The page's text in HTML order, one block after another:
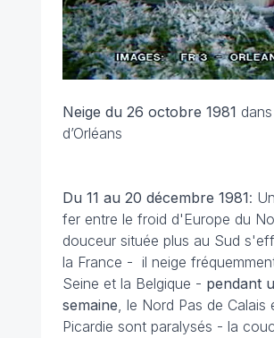
Neige du 26 octobre 1981
d’Orléans
Du 11 au 20 décembre 1981:
fer entre le froid d'Europe du
douceur située plus au Sud
la France - il neige
Seine et la Belgique - pendant
semaine, le Nord Pas de Calais
Picardie sont paralysés - la